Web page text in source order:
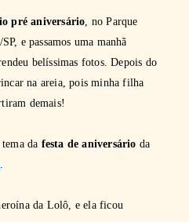
pré aniversário , no Parque
e passamos uma manhã
belíssimas fotos. Depois do
na areia, pois minha filha
demais!
da festa de aniversário da
da Lolô, e ela ficou